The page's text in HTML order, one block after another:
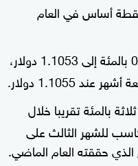
تتوقع تخفيضا يزيد على 150 نقطة أساس في العام
0.1 بالمئة إلى 1.1053 دولار،
1.1055 دولار.
ثلاثة بالمئة تقريبا خلال
للشهر الثالث على
الذي حققته العام الماضي.